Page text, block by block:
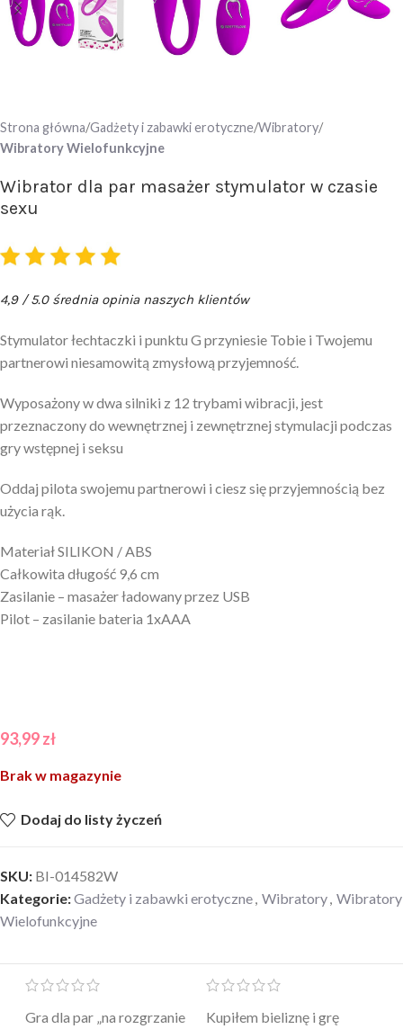
Strona główna Gadżety i zabawki erotyczne Wibratory
Wibratory Wielofunkcyjne
Wibrator dla par masażer stymulator w czasie
sexu
4,9 / 5.0 średnia opinia naszych klientów
Stymulator łechtaczki i punktu G przyniesie Tobie i Twojemu
partnerowi niesamowitą zmysłową przyjemność.
Wyposażony w dwa silniki z 12 trybami wibracji, jest
przeznaczony do wewnętrznej i zewnętrznej stymulacji podczas
gry wstępnej i seksu
Oddaj pilota swojemu partnerowi i ciesz się przyjemnością bez
użycia rąk.
Materiał SILIKON / ABS
Całkowita długość 9,6 cm
Zasilanie – masażer ładowany przez USB
Pilot – zasilanie bateria 1xAAA
93,99zł
Brak w magazynie
Dodaj do listy życzeń
SKU: BI-014582W
Kategorie:Gadżety i zabawki erotyczne, Wibratory, Wibratory
Wielofunkcyjne
Mini masażer jest…
Ten żel intymny to był